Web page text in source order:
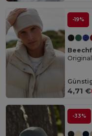
-19%
4,71 €
-33%